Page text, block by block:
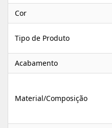
Cor
Tipo de Produto
Acabamento
Material/Composição